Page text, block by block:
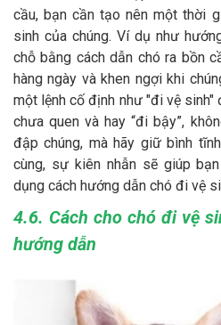
cầu, bạn cần tạo nên một thời
sinh của chúng. Ví dụ như
chỗ bằng cách dẫn chó ra bồn
hàng ngày và khen ngợi khi
một lệnh cố định như "đi vệ sinh"
chưa quen và hay “đi bậy”,
đập chúng, mà hãy giữ bình
cùng, sự kiên nhẫn sẽ giúp
dụng cách hướng dẫn chó đi vệ
4.6. Cách cho chó đi vệ
hướng dẫn